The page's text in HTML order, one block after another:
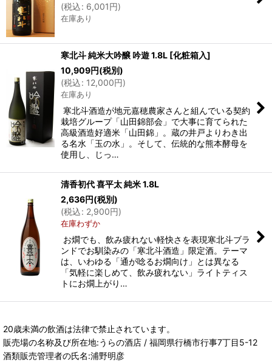
(税込: 6,001円)
在庫あり
寒北斗 純米大吟醸 吟遊 1.8L [化粧箱入]
10,909円(税別)
(税込: 12,000円)
在庫あり
寒北斗酒造が地元嘉穂農家さんと組んでいる契約
栽培グループ「山田錦部会」で大事に育てられた
高級酒造好適米「山田錦」。蔵の井戸よりわき出
る名水「玉の水」。そして、伝統的な熊本酵母を
使用し、じっ…
清香初代 喜平太 純米 1.8L
2,636円(税別)
(税込: 2,900円)
在庫わずか
お燗でも、飲み疲れない軽快さを表現寒北斗ブラ
ンドでお馴染みの「寒北斗酒造」限定酒。テーマ
は、いわゆる「通が唸るお燗向け」とは異なる
「気軽に楽しめて、飲み疲れない」ライトティス
トにお燗上がり…
20歳未満の飲酒は法律で禁止されています。
販売場の名称及び所在地:うらの酒店 / 福岡県行橋市行事7丁目5-12
酒類販売管理者の氏名:浦野明彦